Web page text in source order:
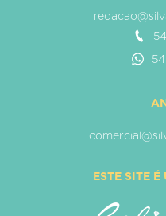
ESTE SITE